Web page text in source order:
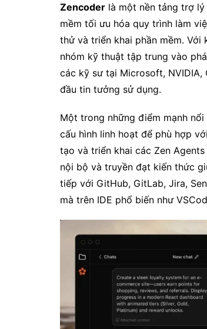
Zencoder là một nền tảng trợ
mềm tối ưu hóa quy trình làm
thử và triển khai phần mềm. Với
nhóm kỹ thuật tập trung vào
các kỹ sư tại Microsoft, NVIDIA,
đầu tin tưởng sử dụng.
Một trong những điểm mạnh
cấu hình linh hoạt để phù hợp
tạo và triển khai các Zen
nội bộ và truyền đạt kiến thức
tiếp với GitHub, GitLab, Jira,
mà trên IDE phổ biến như